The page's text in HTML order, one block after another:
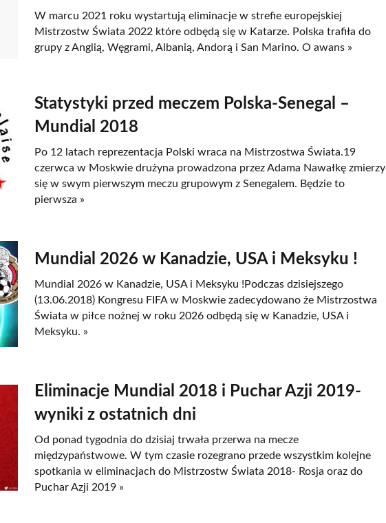
W marcu 2021 roku wystartują eliminacje w strefie europejskiej
Mistrzostw Świata 2022 które odbędą się w Katarze. Polska trafiła do
grupy z Anglią, Węgrami, Albanią, Andorą i San Marino. O awans »
Statystyki przed meczem Polska-Senegal –
Mundial 2018
Po 12 latach reprezentacja Polski wraca na Mistrzostwa Świata.19
czerwca w Moskwie drużyna prowadzona przez Adama Nawałkę zmierzy
się w swym pierwszym meczu grupowym z Senegalem. Będzie to
pierwsza »
Mundial 2026 w Kanadzie, USA i Meksyku !
Mundial 2026 w Kanadzie, USA i Meksyku !Podczas dzisiejszego
(13.06.2018) Kongresu FIFA w Moskwie zadecydowano że Mistrzostwa
Świata w piłce nożnej w roku 2026 odbędą się w Kanadzie, USA i
Meksyku. »
Eliminacje Mundial 2018 i Puchar Azji 2019-
wyniki z ostatnich dni
Od ponad tygodnia do dzisiaj trwała przerwa na mecze
międzypaństwowe. W tym czasie rozegrano przede wszystkim kolejne
spotkania w eliminacjach do Mistrzostw Świata 2018- Rosja oraz do
Puchar Azji 2019 »